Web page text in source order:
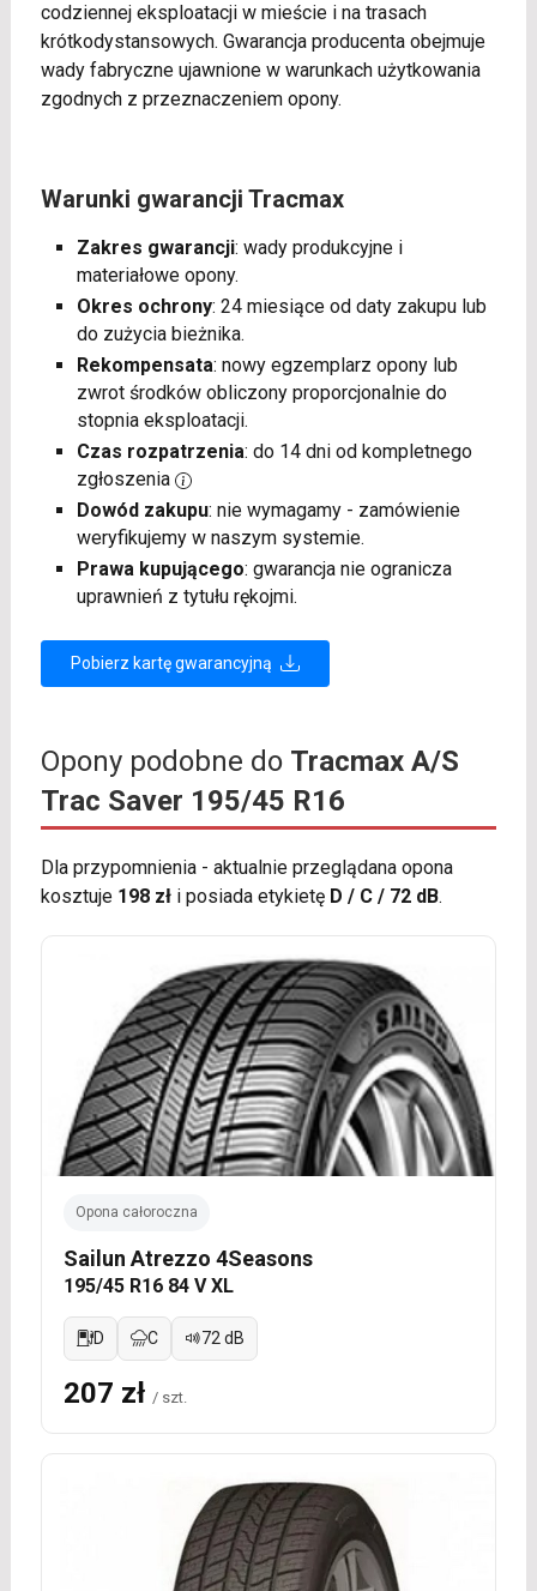
codziennej eksploatacji w mieście i na trasach
krótkodystansowych. Gwarancja producenta obejmuje
wady fabryczne ujawnione w warunkach użytkowania
zgodnych z przeznaczeniem opony.
Warunki gwarancji Tracmax
Zakres gwarancji: wady produkcyjne i
materiałowe opony.
Okres ochrony: 24 miesiące od daty zakupu lub
do zużycia bieżnika.
Rekompensata: nowy egzemplarz opony lub
zwrot środków obliczony proporcjonalnie do
stopnia eksploatacji.
Czas rozpatrzenia: do 14 dni od kompletnego
zgłoszenia
Dowód zakupu: nie wymagamy - zamówienie
weryfikujemy w naszym systemie.
Prawa kupującego: gwarancja nie ogranicza
uprawnień z tytułu rękojmi.
Pobierz kartę gwarancyjną
Opony podobne do Tracmax A/S
Trac Saver 195/45 R16
Dla przypomnienia - aktualnie przeglądana opona
kosztuje 198 złi posiada etykietę D / C / 72 dB.
Opona całoroczna
Sailun Atrezzo 4Seasons
195/45 R16 84 V XL
D C 72 dB
207 zł / szt.